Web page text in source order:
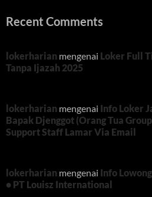
Recent Comments
lokerharian mengenai Loker Full
Tanpa Ijazah 2025
lokerharian mengenai Info Loker
Bapak Djenggot (Orang Tua
Support Staff Lamar Via Email
lokerharian mengenai Info
• PT Louisz International